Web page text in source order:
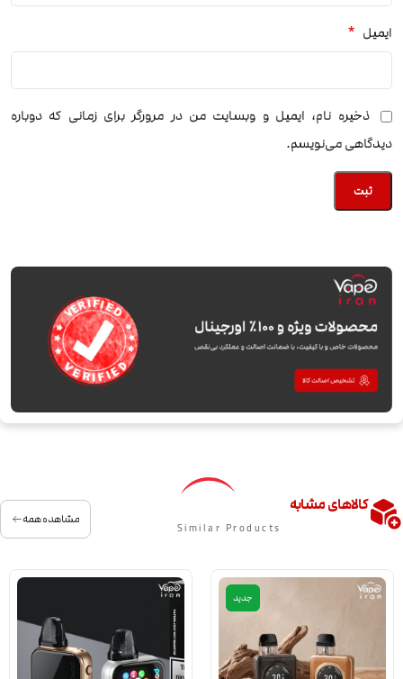
ایمیل *
ذخیره نام، ایمیل و وبسایت من در مرورگر برای زمانی که دوباره
دیدگاهی می‌نویسم.
کالاهای مشابه
Similar Products
مشاهده همه
جدید